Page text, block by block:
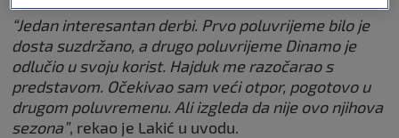
“Jedan interesantan derbi. Prvo poluvrijeme bilo je
dosta suzdržano, a drugo poluvrijeme Dinamo je
odlučio u svoju korist. Hajduk me razočarao s
predstavom. Očekivao sam veći otpor, pogotovo u
drugom poluvremenu. Ali izgleda da nije ovo njihova
sezona”, rekao je Lakić u uvodu.